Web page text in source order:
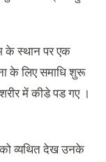
के स्थान पर एक
के लिए समाधि शुरू
में कीडे पड गए ।
व्यथित देख उनके